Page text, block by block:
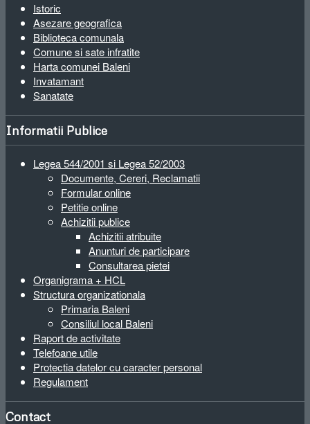
Istoric
Asezare geografica
Biblioteca comunala
Comune si sate infratite
Harta comunei Baleni
Invatamant
Sanatate
Informatii Publice
Legea 544/2001 si Legea 52/2003
Documente, Cereri, Reclamatii
Formular online
Petitie online
Achizitii publice
Achizitii atribuite
Anunturi de participare
Consultarea pietei
Organigrama + HCL
Structura organizationala
Primaria Baleni
Consiliul local Baleni
Raport de activitate
Telefoane utile
Protectia datelor cu caracter personal
Regulament
Contact